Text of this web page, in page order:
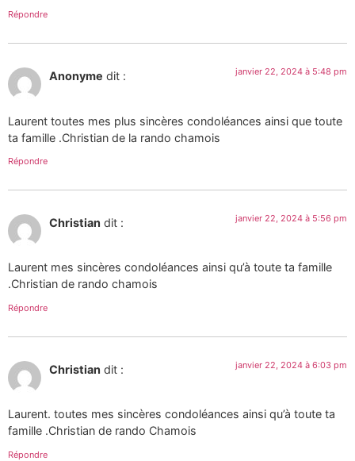
Répondre
Anonyme dit : janvier 22, 2024 à 5:48 pm
Laurent toutes mes plus sincères condoléances ainsi que toute
ta famille .Christian de la rando chamois
Répondre
Christian dit : janvier 22, 2024 à 5:56 pm
Laurent mes sincères condoléances ainsi qu’à toute ta famille
.Christian de rando chamois
Répondre
Christian dit : janvier 22, 2024 à 6:03 pm
Laurent. toutes mes sincères condoléances ainsi qu’à toute ta
famille .Christian de rando Chamois
Répondre